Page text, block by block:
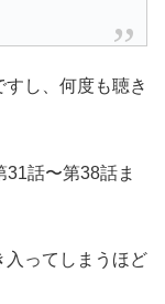
し、何度も聴き
31話〜第38話ま
入ってしまうほど